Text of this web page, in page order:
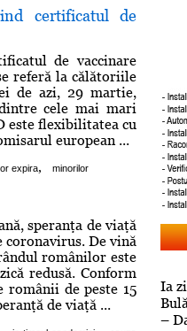
certificatul de
de vaccinare
referă la călătoriile
de azi, 29 martie,
cele mai mari
este flexibilitatea cu
european ...
expira, minorilor
speranţa de viaţă
coronavirus. De vină
românilor este
redusă. Conform
de peste 15
de viaţă ...
Ia
–